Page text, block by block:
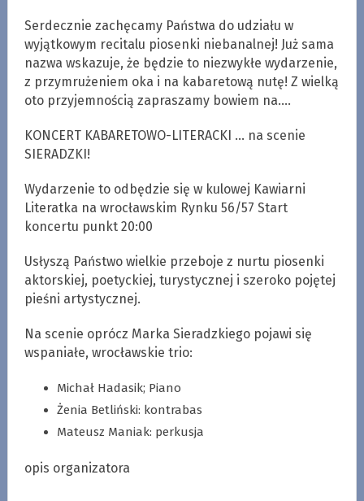
Serdecznie zachęcamy Państwa do udziału w
wyjątkowym recitalu piosenki niebanalnej! Już sama
nazwa wskazuje, że będzie to niezwykłe wydarzenie,
z przymrużeniem oka i na kabaretową nutę! Z wielką
oto przyjemnością zapraszamy bowiem na….
KONCERT KABARETOWO-LITERACKI … na scenie
SIERADZKI!
Wydarzenie to odbędzie się w kulowej Kawiarni
Literatka na wrocławskim Rynku 56/57 Start
koncertu punkt 20:00
Usłyszą Państwo wielkie przeboje z nurtu piosenki
aktorskiej, poetyckiej, turystycznej i szeroko pojętej
pieśni artystycznej.
Na scenie oprócz Marka Sieradzkiego pojawi się
wspaniałe, wrocławskie trio:
Michał Hadasik; Piano
Żenia Betliński: kontrabas
Mateusz Maniak: perkusja
opis organizatora